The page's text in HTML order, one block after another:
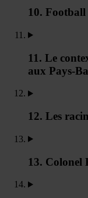
10.
11. Le
aux Pays-
12. Les
13. Colonel